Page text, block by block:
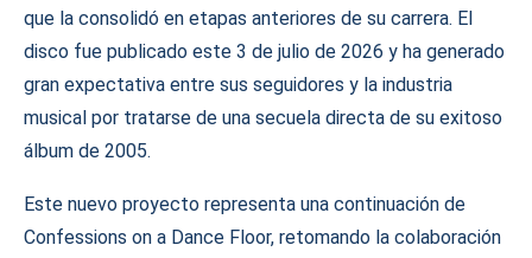
que la consolidó en etapas anteriores de su carrera. El
disco fue publicado este 3 de julio de 2026 y ha generado
gran expectativa entre sus seguidores y la industria
musical por tratarse de una secuela directa de su exitoso
álbum de 2005.
Este nuevo proyecto representa una continuación de
Confessions on a Dance Floor, retomando la colaboración